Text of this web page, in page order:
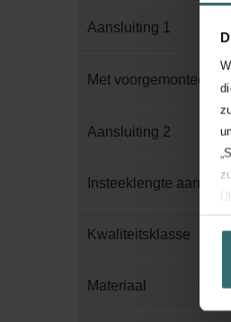
Aansluiting 1
Met voorgemonteerde
Aansluiting 2
Insteeklengte
Kwaliteitsklasse
Materiaal